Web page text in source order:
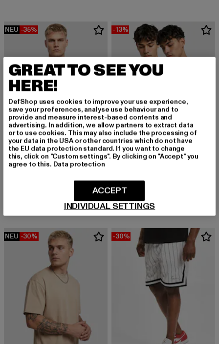
NEU -35%
URBAN CLASSICS
Aktionspreis: 19,99 EUR
-13%
URBAN CLASSICS
Tall 2-Pack
20,00 EUR
NEU -30% -30%
GREAT TO SEE YOU
HERE!
DefShop uses cookies to improve your use experience,
save your preferences, analyse use behaviour and to
provide and measure interest-based contents and
advertising. In addition, we allow partners to extract data
or to use cookies. This may also include the processing of
your data in the USA or other countries which do not have
the EU data protection standard. If you want to change
this, click on "Custom settings". By clicking on "Accept" you
agree to this. Data protection
INDIVIDUAL SETTINGS
ACCEPT